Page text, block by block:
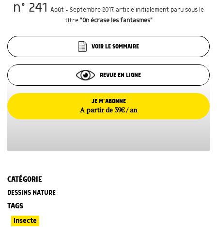
n° 241 Août - Septembre 2017, article initialement paru sous le
titre "On écrase les fantasmes"
VOIR LE SOMMAIRE
REVUE EN LIGNE
JE M’ABONNE
A partir de 39€ / an
CATÉGORIE
DESSINS NATURE
TAGS
Insecte